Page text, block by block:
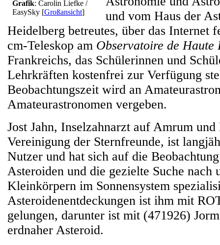
Grafik: Carolin Liefke /
EasySky [Großansicht]
und vom Haus der
Heidelberg betreutes, über das Internet
cm-Teleskop am Observatoire de Haute
Frankreichs, das Schülerinnen und
Lehrkräften kostenfrei zur Verfügung
Beobachtungszeit wird an
Amateurastronomen vergeben.
Jost Jahn, Inselzahnarzt auf Amrum
Vereinigung der Sternfreunde, ist
Nutzer und hat sich auf die
Asteroiden und die gezielte Suche nach
Kleinkörpern im Sonnensystem
Asteroidenentdeckungen ist ihm mit
gelungen, darunter ist mit (471926)
erdnaher Asteroid.